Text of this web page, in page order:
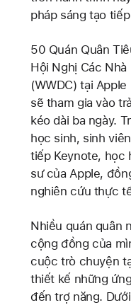
pháp sáng tạo
50 Quán Quân
Hội Nghị Các Nhà
(WWDC) tại
sẽ tham gia vào
kéo dài ba ngày.
học sinh, sinh
tiếp Keynote, học
sư của Apple,
nghiên cứu thực
Nhiều quán quân
cộng đồng của
cuộc trò chuyện
thiết kế những
đến trợ năng.